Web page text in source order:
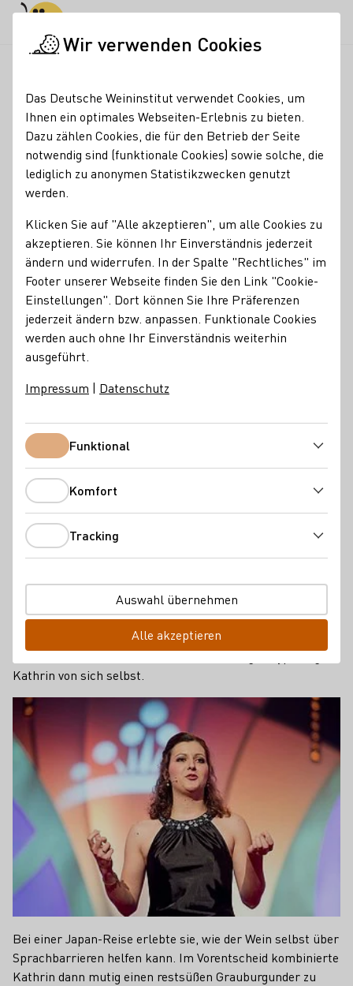
Weinprinzessin Kathrin
Schnitzius
Kathrin Schnitzius (*22.10.1991) aus Kröv an
der Mosel
Gefeiert wurde bei Kathrin Schnitzius ja schon während der
Rückfahrt an die Mosel nach dem Vorentscheid am 20.
September. Nun aber steht ganz Kröv Kopf: Die 22 Jahre
alte Winzerin wurde eine Woche später zur Deutschen
Weinprinzessin gewählt. "Super, ich freue mich riesig",
strahlte Kathrin nach ihrer Krönung durch die scheidende
Deutsche Weinprinzessin Sabine Wagner.
Kathrin mit brillantem Weinwissen geglänzt. Biologischer
German Riesling auf Englisch –Kathrin beeindruckte mit
Fachwissen und zugleich mit Offenheit und Abenteuerlust.
Ihr perfekter Tag sei der gewesen, als sie einen
Fallschirmsprung aus 3.000 Meter Höhe absolvieren
durfte, berichtete Kathrin, da staunte Moderator Holger
Wienpahl.
Die frisch gebackene Winzerin schloss im März ihre
Ausbildung ab und studiert seit Oktober 2012 Weinbau &
Oenologie in Geisenheim. Die Zukunft soll im
Familienweingut an der Mosel sein, das Kathrin gerne
ausbauen würde. Die Eltern bewirtschaften zudem noch
das Weinhaus Schnitzius. "Ich bin ein Weingutstyp", sagt
Kathrin von sich selbst.
Bei einer Japan-Reise erlebte sie, wie der Wein selbst über
Sprachbarrieren helfen kann. Im Vorentscheid kombinierte
Kathrin dann mutig einen restsüßen Grauburgunder zu
Wir verwenden Cookies
Das Deutsche Weininstitut verwendet Cookies, um
Ihnen ein optimales Webseiten-Erlebnis zu bieten.
Dazu zählen Cookies, die für den Betrieb der Seite
notwendig sind (funktionale Cookies) sowie solche, die
lediglich zu anonymen Statistikzwecken genutzt
werden.
Klicken Sie auf "Alle akzeptieren", um alle Cookies zu
akzeptieren. Sie können Ihr Einverständnis jederzeit
ändern und widerrufen. In der Spalte "Rechtliches" im
Footer unserer Webseite finden Sie den Link "Cookie-
Einstellungen". Dort können Sie Ihre Präferenzen
jederzeit ändern bzw. anpassen. Funktionale Cookies
werden auch ohne Ihr Einverständnis weiterhin
ausgeführt.
Impressum | Datenschutz
FunktionalFunktional
Komfort
Tracking
Auswahl übernehmen
Alle akzeptieren